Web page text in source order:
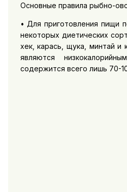
Основные правила рыбно-
• Для приготовления пищи
некоторых диетических
хек, карась, щука, минтай и
являются
содержится всего лишь 70-